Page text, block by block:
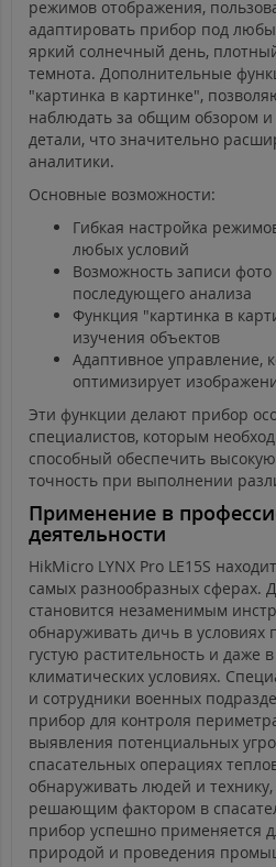
режимов отображения,
адаптировать прибор под
яркий солнечный день,
темнота. Дополнительные
"картинка в картинке",
наблюдать за общим обзором
детали, что значительно
аналитики.
Основные возможности:
Гибкая настройка
любых условий
Возможность записи
последующего анализа
Функция "картинка в
изучения объектов
Адаптивное управление,
оптимизирует
Эти функции делают прибор
специалистов, которым
способный обеспечить
точность при выполнении
Применение в
деятельности
HikMicro LYNX Pro LE15S
самых разнообразных сферах.
становится незаменимым
обнаруживать дичь в условиях
густую растительность и даже
климатических условиях.
и сотрудники военных
прибор для контроля
выявления потенциальных
спасательных операциях
обнаруживать людей и
решающим фактором в
прибор успешно применяется
природой и проведения